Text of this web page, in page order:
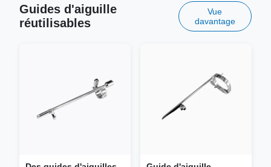
Guides d'aiguille
réutilisables
Vue
davantage